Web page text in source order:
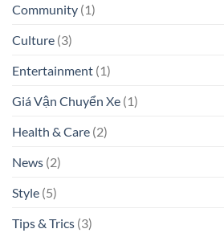
Community (1)
Culture (3)
Entertainment (1)
Giá Vận Chuyển Xe (1)
Health & Care (2)
News (2)
Style (5)
Tips & Trics (3)